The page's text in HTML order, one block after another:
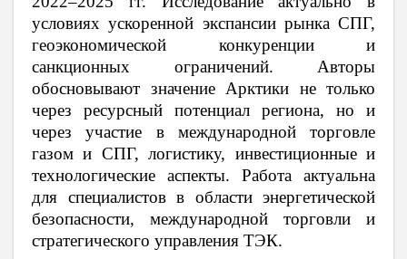
условиях ускоренной экспансии рынка СПГ,
геоэкономической конкуренции и
санкционных ограничений. Авторы
обосновывают значение Арктики не только
через ресурсный потенциал региона, но и
через участие в международной торговле
газом и СПГ, логистику, инвестиционные и
технологические аспекты. Работа актуальна
для специалистов в области энергетической
безопасности, международной торговли и
стратегического управления ТЭК.